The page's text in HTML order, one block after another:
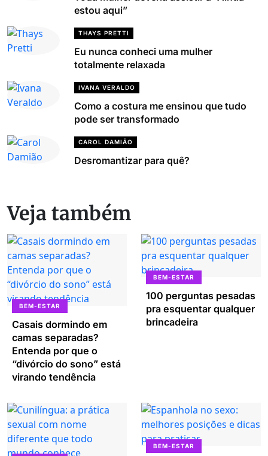
estou aqui”
THAYS PRETTI
Eu nunca conheci uma mulher
totalmente relaxada
IVANA VERALDO
Como a costura me ensinou que tudo
pode ser transformado
CAROL DAMIÃO
Desromantizar para quê?
Veja também
BEM-ESTAR
Casais dormindo em
camas separadas?
Entenda por que o
“divórcio do sono” está
virando tendência
BEM-ESTAR
100 perguntas pesadas
pra esquentar qualquer
brincadeira
BEM-ESTAR